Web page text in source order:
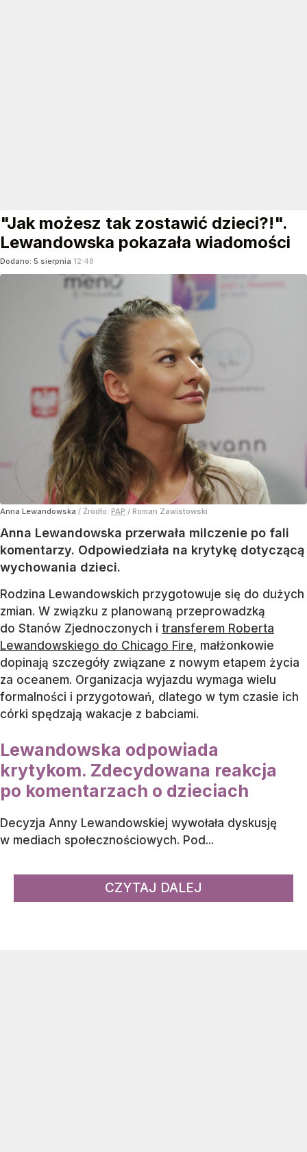
"Jak możesz tak zostawić dzieci?!".
Lewandowska pokazała wiadomości
Dodano: 5 sierpnia 12:48
Anna Lewandowska / Źródło: PAP / Roman Zawistowski
Anna Lewandowska przerwała milczenie po fali
komentarzy. Odpowiedziała na krytykę dotyczącą
wychowania dzieci.
Rodzina Lewandowskich przygotowuje się do dużych
zmian. W związku z planowaną przeprowadzką
do Stanów Zjednoczonych i transferem Roberta
Lewandowskiego do Chicago Fire , małżonkowie
dopinają szczegóły związane z nowym etapem życia
za oceanem. Organizacja wyjazdu wymaga wielu
formalności i przygotowań, dlatego w tym czasie ich
córki spędzają wakacje z babciami.
Lewandowska odpowiada
krytykom. Zdecydowana reakcja
po komentarzach o dzieciach
Decyzja Anny Lewandowskiej wywołała dyskusję
w mediach społecznościowych. Pod...
CZYTAJ DALEJ